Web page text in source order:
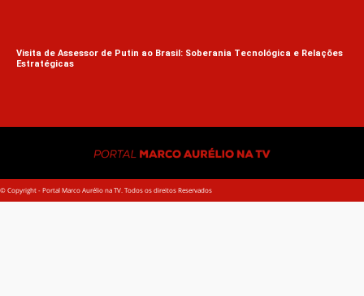
Visita de Assessor de Putin ao Brasil: Soberania Tecnológica e Relações
Estratégicas
© Copyright - Portal Marco Aurélio na TV. Todos os direitos Reservados